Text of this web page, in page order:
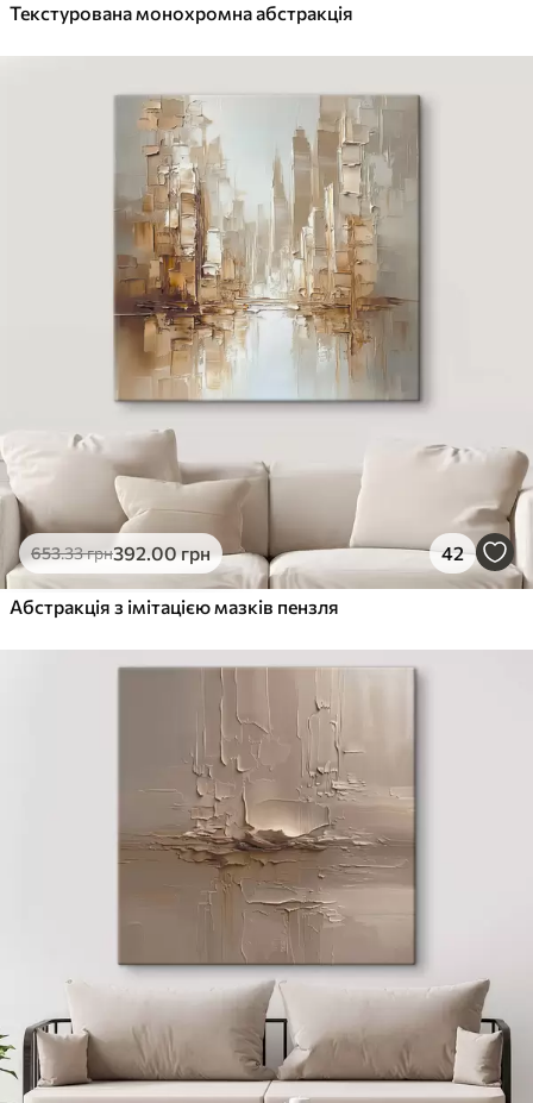
Текстурована монохромна абстракція
653.33грн392.00грн 42
Абстракція з імітацією мазків пензля